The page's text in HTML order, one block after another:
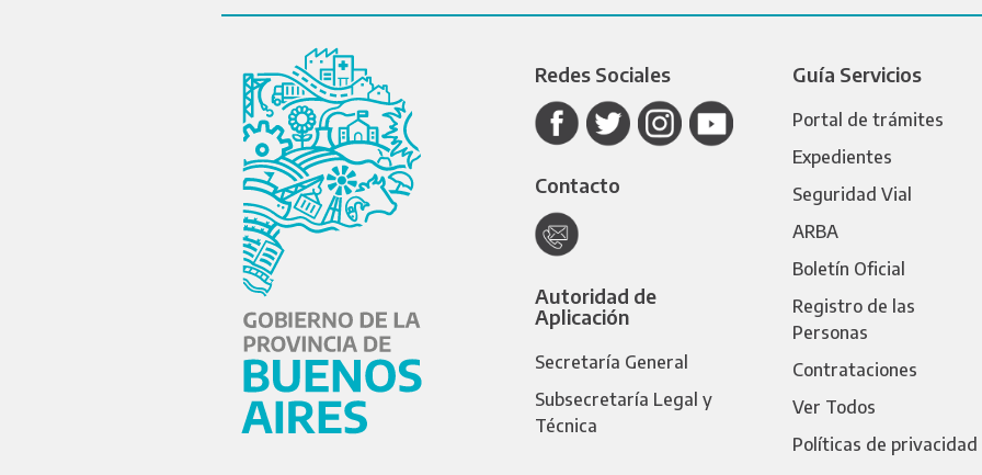
Redes Sociales
Contacto
Autoridad de
Aplicación
Secretaría General
Subsecretaría Legal y
Técnica
Guía Servicios
Portal de trámites
Expedientes
Seguridad Vial
ARBA
Boletín Oficial
Registro de las
Personas
Contrataciones
Ver Todos
Políticas de privacidad